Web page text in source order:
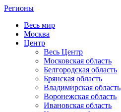
Регионы
Весь мир
Москва
Центр
Весь Центр
Московская область
Белгородская область
Брянская область
Владимирская область
Воронежская область
Ивановская область